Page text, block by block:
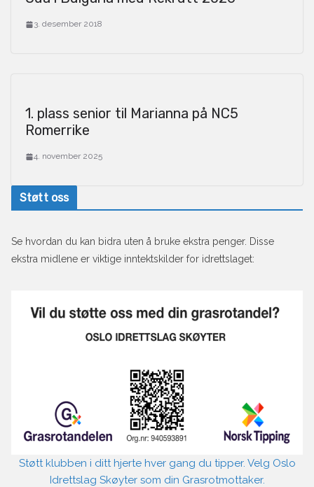
3. desember 2018
1. plass senior til Marianna på NC5
Romerrike
4. november 2025
Støtt oss
Se hvordan du kan bidra uten å bruke ekstra penger. Disse
ekstra midlene er viktige inntektskilder for idrettslaget:
Støtt klubben i ditt hjerte hver gang du tipper. Velg Oslo
Idrettslag Skøyter som din Grasrotmottaker.